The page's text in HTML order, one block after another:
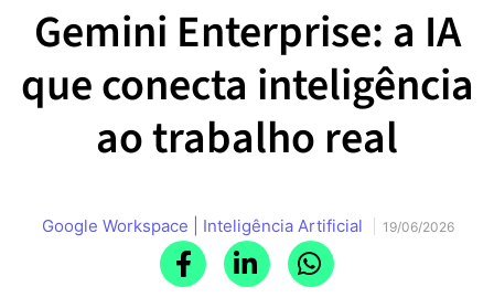
Gemini Enterprise: a IA
que conecta inteligência
ao trabalho real
Google Workspace Inteligência Artificial 19/06/2026